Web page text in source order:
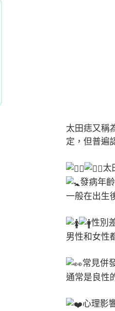
太田痣又稱
定，但普遍
太
發病年齡
一般在出生
性別
男性和女性
常見併
通常是良性
心理影